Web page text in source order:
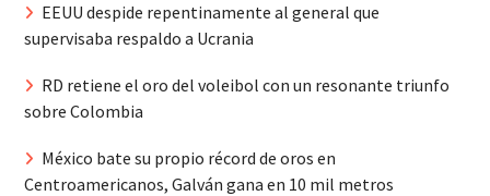
EEUU despide repentinamente al general que
supervisaba respaldo a Ucrania
RD retiene el oro del voleibol con un resonante triunfo
sobre Colombia
México bate su propio récord de oros en
Centroamericanos, Galván gana en 10 mil metros